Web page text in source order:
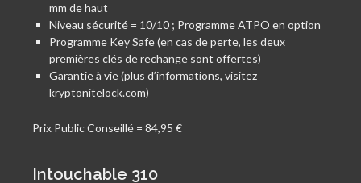
mm de haut
Niveau sécurité = 10/10 ; Programme ATPO en option
Programme Key Safe (en cas de perte, les deux
premières clés de rechange sont offertes)
Garantie à vie (plus d’informations, visitez
kryptonitelock.com)
Prix Public Conseillé = 84,95 €
Intouchable 310